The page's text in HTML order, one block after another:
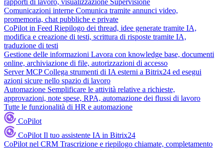
rapporti di lavoro, visualizzazione Supervisione
Comunicazioni interne Comunica tramite annunci video,
promemoria, chat pubbliche e private
CoPilot in Feed Riepilogo dei thread, idee generate tramite IA,
modifica e creazione di testi, scrittura di risposte tramite IA,
traduzione di testi
Gestione delle informazioni Lavora con knowledge base, documenti
online, archiviazione di file, autorizzazioni di accesso
Server MCP Collega strumenti di IA esterni a Bitrix24 ed esegui
azioni sicure nello spazio di lavoro
Automazione Semplificare le attività relative a richieste,
approvazioni, note spese, RPA, automazione dei flussi di lavoro
Tutte le funzionalità di HR e automazione
CoPilot
CoPilot Il tuo assistente IA in Bitrix24
CoPilot nel CRM Trascrizione e riepilogo chiamate, completamento